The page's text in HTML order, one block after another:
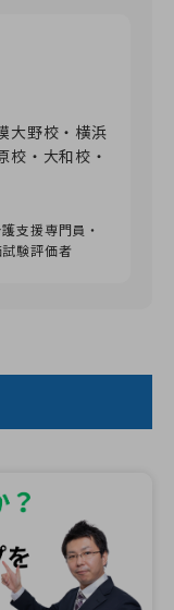
大野校・横浜
校・大和校・
支援専門員・
験評価者